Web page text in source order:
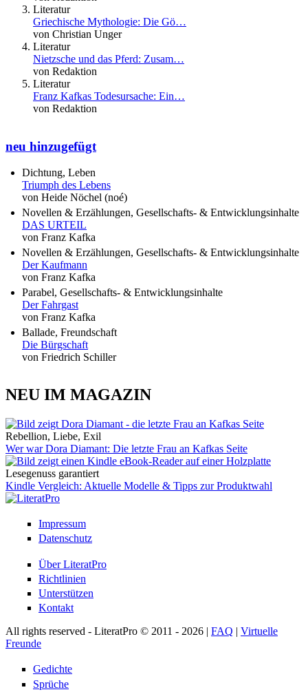
Literatur
Griechische Mythologie: Die Gö…
von Christian Unger
Literatur
Nietzsche und das Pferd: Zusam…
von Redaktion
Literatur
Franz Kafkas Todesursache: Ein…
von Redaktion
neu hinzugefügt
Dichtung, Leben
Triumph des Lebens
von Heide Nöchel (noé)
Novellen & Erzählungen, Gesellschafts- & Entwicklungsinhalte
DAS URTEIL
von Franz Kafka
Novellen & Erzählungen, Gesellschafts- & Entwicklungsinhalte
Der Kaufmann
von Franz Kafka
Parabel, Gesellschafts- & Entwicklungsinhalte
Der Fahrgast
von Franz Kafka
Ballade, Freundschaft
Die Bürgschaft
von Friedrich Schiller
NEU IM MAGAZIN
Rebellion, Liebe, Exil
Wer war Dora Diamant: Die letzte Frau an Kafkas Seite
Lesegenuss garantiert
Kindle Vergleich: Aktuelle Modelle & Tipps zur Produktwahl
Impressum
Datenschutz
Über LiteratPro
Richtlinien
Unterstützen
Kontakt
All rights reserved - LiteratPro © 2011 - 2026 | FAQ | Virtuelle
Freunde
Gedichte
Sprüche